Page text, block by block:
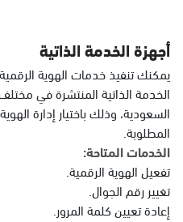
أجهزة الخدمة الذاتية
يمكنك تنفيذ خدمات الهوية
الخدمة الذاتية المنتشرة في
السعودية، وذلك باختيار إدارة
المطلوبة.
الخدمات المتاحة:
تفعيل الهوية الرقمية.
تغيير رقم الجوال.
إعادة تعيين كلمة المرور.